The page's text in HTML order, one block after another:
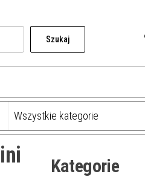
Szukaj
Kategorie